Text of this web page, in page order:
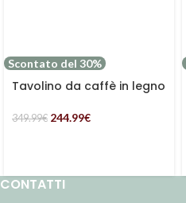
Scontato del 30%
Tavolino da caffè in legno
349.99€ 244.99€
CONTATTI